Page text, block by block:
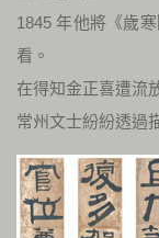
1845 年他將《歲
看。
在得知金正喜遭流
常州文士紛紛透過